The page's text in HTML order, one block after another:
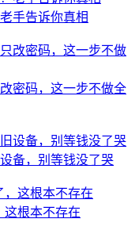
手告诉你真相
密码，这一步不做全
备，别等钱没了哭
这根本不存在